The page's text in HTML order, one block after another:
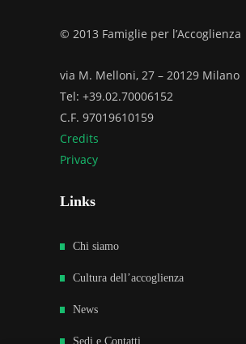
© 2013 Famiglie per l’Accoglienza
via M. Melloni, 27 – 20129 Milano
Tel: +39.02.70006152
C.F. 97019610159
Credits
Privacy
Links
Chi siamo
Cultura dell’accoglienza
News
Sedi e Contatti